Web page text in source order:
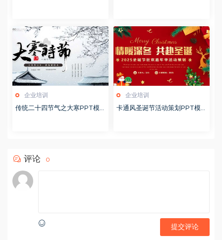
企业培训
传统二十四节气之大寒PPT模
企业培训
卡通风圣诞节活动策划PPT模
评论 0
提交评论